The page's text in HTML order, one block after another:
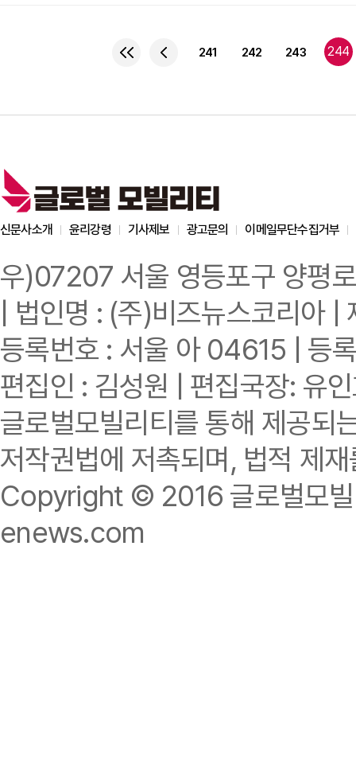
사람은 단 한명도 없었다. 이번 주 [영화쏙카]에서는 영화 <분노의 질주 Fast and
가 유작이 된 배우 ‘폴 워
241 242 243 244
신문사소개 윤리강령 기사제보 광고문의 이메일무단수집거부
우)07207 서울 영등포구 양평
| 법인명 : (주)비즈뉴스코리
등록번호 : 서울 아 04615 | 등
편집인 : 김성원 | 편집국장: 유
글로벌모빌리티를 통해 제공되
저작권법에 저촉되며, 법적 제
Copyright © 2016 글로벌모
enews.com